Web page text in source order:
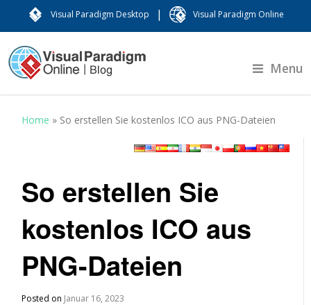
Visual Paradigm Desktop | Visual Paradigm Online
Menu
Home » So erstellen Sie kostenlos ICO aus PNG-Dateien
So erstellen Sie
kostenlos ICO aus
PNG-Dateien
Posted on Januar 16, 2023